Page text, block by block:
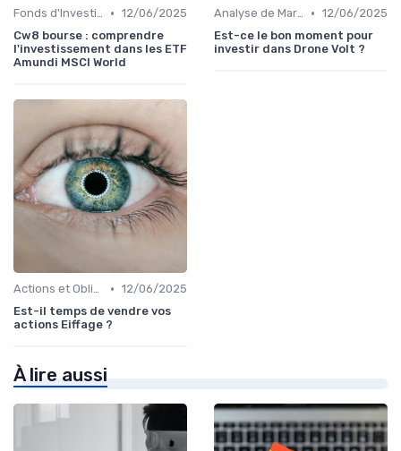
Fonds d'Investissement et ETF • 12/06/2025
Cw8 bourse : comprendre
l'investissement dans les ETF
Amundi MSCI World
Analyse de Marché • 12/06/2025
Est-ce le bon moment pour
investir dans Drone Volt ?
Actions et Obligations • 12/06/2025
Est-il temps de vendre vos
actions Eiffage ?
À lire aussi